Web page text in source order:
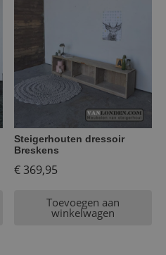
Steigerhouten dressoir
Breskens
€369,95
Toevoegen aan
winkelwagen